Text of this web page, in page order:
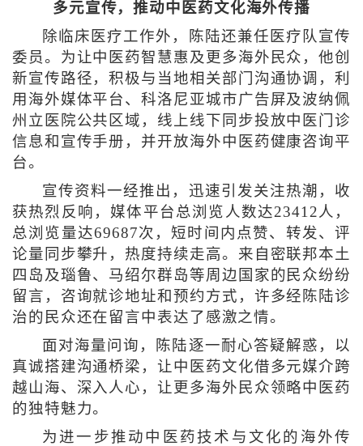
多元宣传，推动中医药文化海外传播
除临床医疗工作外，陈陆还兼任医疗队宣传
委员。为让中医药智慧惠及更多海外民众，他创
新宣传路径，积极与当地相关部门沟通协调，利
用海外媒体平台、科洛尼亚城市广告屏及波纳佩
州立医院公共区域，线上线下同步投放中医门诊
信息和宣传手册，并开放海外中医药健康咨询平
台。
宣传资料一经推出，迅速引发关注热潮，收
获热烈反响，媒体平台总浏览人数达23412人，
总浏览量达69687次，短时间内点赞、转发、评
论量同步攀升，热度持续走高。来自密联邦本土
四岛及瑙鲁、马绍尔群岛等周边国家的民众纷纷
留言，咨询就诊地址和预约方式，许多经陈陆诊
治的民众还在留言中表达了感激之情。
面对海量问询，陈陆逐一耐心答疑解惑，以
真诚搭建沟通桥梁，让中医药文化借多元媒介跨
越山海、深入人心，让更多海外民众领略中医药
的独特魅力。
为进一步推动中医药技术与文化的海外传